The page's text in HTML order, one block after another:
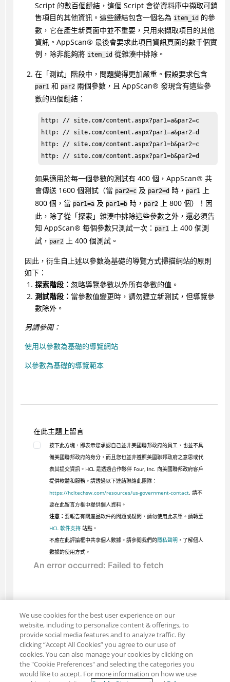
Script 的數百個鏈結，這個 Script 會從資料庫中擷取可銷
售項目的其他資訊。這些鏈結包含一個名為 item_id的參
數，它在產生新頁面中並不重要，只用來擷取項目的其他
資訊。 AppScan® 最後會要求此項目資訊頁面的數千個實
例，除非能夠將 item_id從雜湊中排除。
在「測試」階段中，問題變得更加嚴重。假設要求包含
par1和 par2兩個參數，且 AppScan® 發現含有這些參
數的四個鏈結：
http: // site.com/content.aspx?par1=a&par2=c
http: // site.com/content.aspx?par1=a&par2=d
http: // site.com/content.aspx?par1=b&par2=c
http: // site.com/content.aspx?par1=b&par2=d
如果適用於每一個參數的測試有 400 個， AppScan® 共
會傳送 1600 個測試（當 par2=c及 par2=d時， par1上
800 個，當 par1=a及 par1=b時， par2上 800 個）！因
此，除了從「探索」雜湊中排除這些參數之外，還必須告
知 AppScan® 每個參數只測試一次： par1上 400 個測
試， par2上 400 個測試。
因此，衍生自上述以參數為基礎的導覽方式掃描網站的原則
如下：
探索階段： 忽略導覽參數以外所有參數的值。
測試階段： 當參數值變更時，請勿建立新測試，但導覽參
數除外。
另請參閱：
使用以參數為基礎的導覽網站
以參數為基礎的導覽範本
在此主題上留言
按下此方塊，即表示您承認自己並非美國聯邦政府的員工，也並不具
備美國聯邦政府的身分，而且您也並非遵照美國聯邦政府之意思或代
表其提交資訊。HCL 是透過合作夥伴 Four, Inc. 向美國聯邦政府客戶
提供軟體和服務。請透過以下連結聯絡此團隊：
https://hcltechsw.com/resources/us-government-contact. 請不
要在此留言方框中提供個人資料。
注意： 要報告有關產品軟件的問題或疑問，請勿使用此表單。請轉至
HCL 軟件支持站點。
不應在此評論框中共享個人數據。請參閱我們的隱私聲明 ，了解個人
數據的使用方式。
We use cookies for the best user experience on our
website, including to personalize content & offerings, to
provide social media features and to analyze traffic. By
clicking “Accept All Cookies” you agree to our use of
cookies. You can also manage your cookies by clicking on
the "Cookie Preferences" and selecting the categories you
would like to accept. For more information on how we use